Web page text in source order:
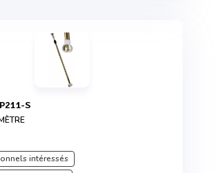
S
intéressés